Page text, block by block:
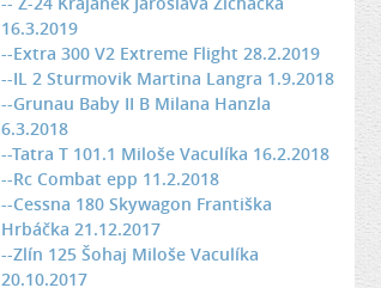
16.3.2019
--Extra 300 V2 Extreme Flight 28.2.2019
--IL 2 Sturmovik Martina Langra 1.9.2018
--Grunau Baby II B Milana Hanzla
6.3.2018
--Tatra T 101.1 Miloše Vaculíka 16.2.2018
--Rc Combat epp 11.2.2018
--Cessna 180 Skywagon Františka
Hrbáčka 21.12.2017
--Zlín 125 Šohaj Miloše Vaculíka
20.10.2017